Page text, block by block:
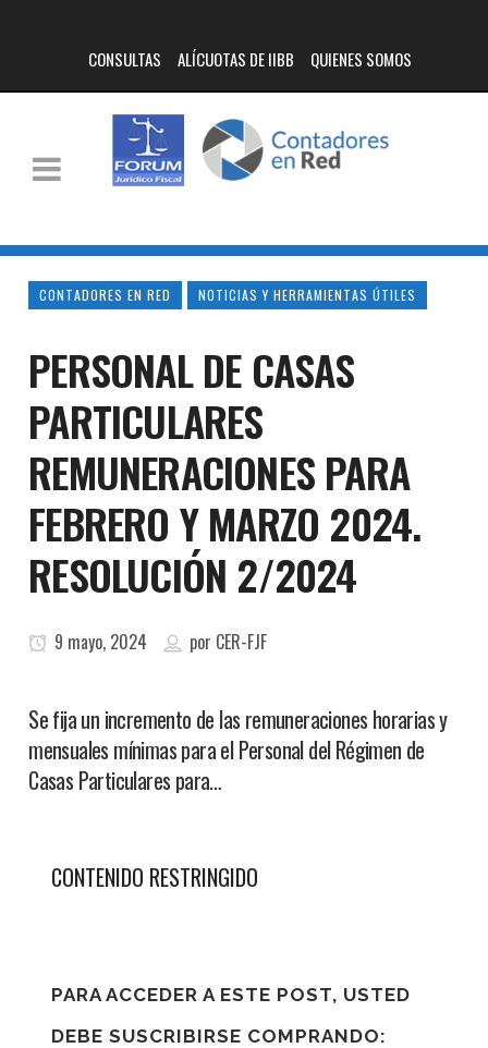
CONSULTAS ALÍCUOTAS DE IIBB QUIENES SOMOS
CONTADORES EN RED NOTICIAS Y HERRAMIENTAS ÚTILES
PERSONAL DE CASAS
PARTICULARES
REMUNERACIONES PARA
FEBRERO Y MARZO 2024.
RESOLUCIÓN 2/2024
9 mayo, 2024 por CER-FJF
Se fija un incremento de las remuneraciones horarias y
mensuales mínimas para el Personal del Régimen de
Casas Particulares para…
CONTENIDO RESTRINGIDO
PARA ACCEDER A ESTE POST, USTED
DEBE SUSCRIBIRSE COMPRANDO: